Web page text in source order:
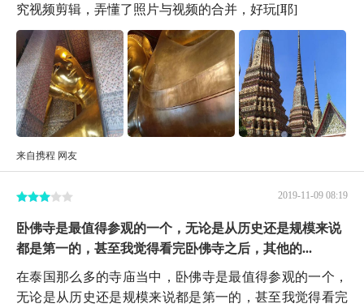
究视频剪辑，弄懂了照片与视频的合并，好玩[耶]
来自携程 网友
2019-11-09 08:19
卧佛寺是最值得参观的一个，无论是从历史还是规模来说
都是第一的，甚至我觉得看完卧佛寺之后，其他的...
在泰国那么多的寺庙当中，卧佛寺是最值得参观的一个，
无论是从历史还是规模来说都是第一的，甚至我觉得看完